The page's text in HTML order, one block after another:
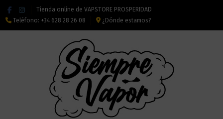
Tienda online de VAPSTORE PROSPERIDAD
Teléfono: +34 628 28 26 08 ¿Dónde estamos?